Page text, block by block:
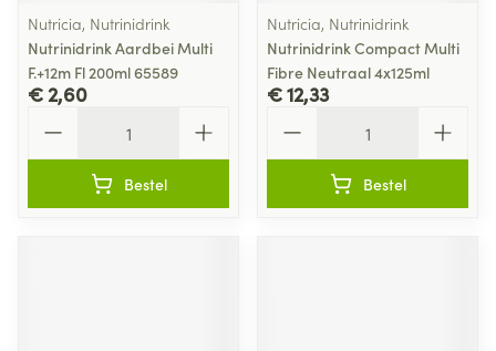
Nutricia, Nutrinidrink
Nutrinidrink Aardbei Multi
F.+12m Fl 200ml 65589
€ 2,60
Bestel
Nutricia, Nutrinidrink
Nutrinidrink Compact Multi
Fibre Neutraal 4x125ml
€ 12,33
Bestel